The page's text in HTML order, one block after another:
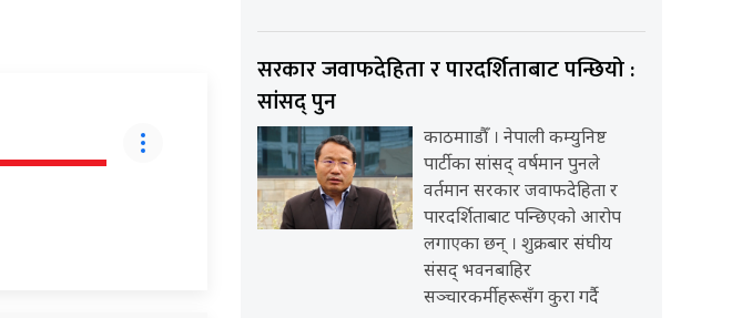
सरकार जवाफदेहिता र पारदर्शिताबाट पन्छियो :
सांसद् पुन
काठमााडौँ । नेपाली कम्युनिष्ट
पार्टीका सांसद् वर्षमान पुनले
वर्तमान सरकार जवाफदेहिता र
पारदर्शिताबाट पन्छिएको आरोप
लगाएका छन् । शुक्रबार संघीय
संसद् भवनबाहिर
सञ्चारकर्मीहरूसँग कुरा गर्दै